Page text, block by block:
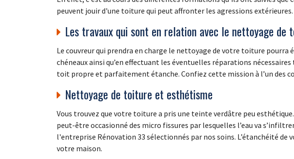
peuvent jouir d'une toiture qui peut affronter les agressions extérieures.
Les travaux qui sont en relation avec le nettoyage de
Le couvreur qui prendra en charge le nettoyage de votre toiture
chéneaux ainsi qu’en effectuant les éventuelles réparations
toit propre et parfaitement étanche. Confiez cette mission à l’un des
Nettoyage de toiture et esthétisme
Vous trouvez que votre toiture a pris une teinte verdâtre peu
peut-être occasionné des micro fissures par lesquelles l’eau va
l'entreprise Rénovation 33 sélectionnés par nos soins. L’étanchéité
votre maison.